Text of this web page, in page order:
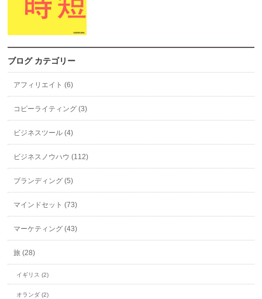
ブログ カテゴリー
アフィリエイト (6)
コピーライティング (3)
ビジネスツール (4)
ビジネスノウハウ (112)
ブランディング (5)
マインドセット (73)
マーケティング (43)
旅 (28)
イギリス (2)
オランダ (2)